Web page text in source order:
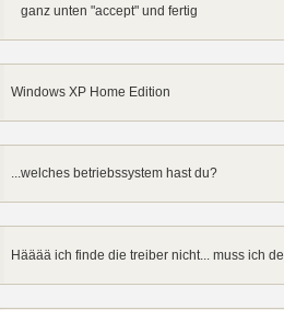
ganz unten "accept" und fertig
Windows XP Home Edition
...welches betriebssystem hast du?
Hääää ich finde die treiber nicht... muss ich